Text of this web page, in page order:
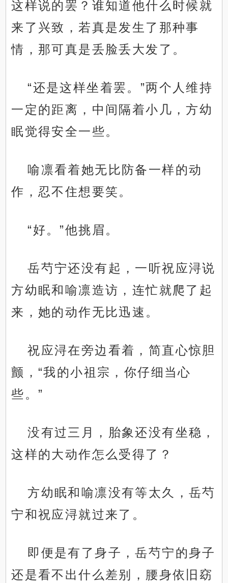
这样说的罢？谁知道他什么时候就
来了兴致，若真是发生了那种事
情，那可真是丢脸丢大发了。
“还是这样坐着罢。”两个人维持
一定的距离，中间隔着小几，方幼
眠觉得安全一些。
喻凛看着她无比防备一样的动
作，忍不住想要笑。
“好。”他挑眉。
岳芍宁还没有起，一听祝应浔说
方幼眠和喻凛造访，连忙就爬了起
来，她的动作无比迅速。
祝应浔在旁边看着，简直心惊胆
颤，“我的小祖宗，你仔细当心
些。”
没有过三月，胎象还没有坐稳，
这样的大动作怎么受得了？
方幼眠和喻凛没有等太久，岳芍
宁和祝应浔就过来了。
即便是有了身子，岳芍宁的身子
还是看不出什么差别，腰身依旧窈